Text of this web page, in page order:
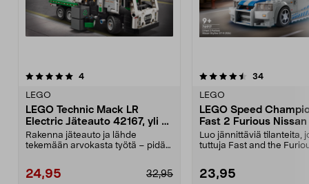
4arvostelut
LEGO
LEGO Technic Mack LR
Electric Jäteauto 42167, yli 8-
vuotiaille
Rakenna jäteauto ja lähde
tekemään arvokasta työtä – pidä
24,95 32,95
4.5 viidestä
34arvostelut
LEGO
LEGO Speed
Fast 2 Furious
GT-R (R34) 76917, yli
vuotiaille
Luo jännittäviä tilanteita,
tuttuja Fast and the
23,95
5.0 viidestä